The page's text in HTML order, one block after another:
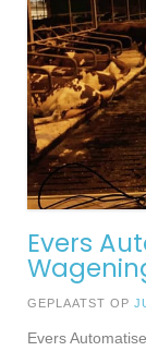
Evers
GEPLAATST OP
Evers